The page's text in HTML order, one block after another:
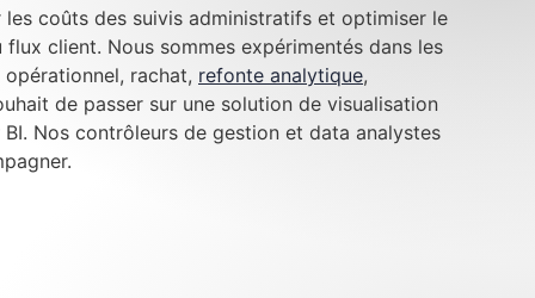
les coûts des suivis administratifs et optimiser le
flux client. Nous sommes expérimentés dans les
rachat, refonte analytique,
de passer sur une solution de visualisation
Nos contrôleurs de gestion et data analystes